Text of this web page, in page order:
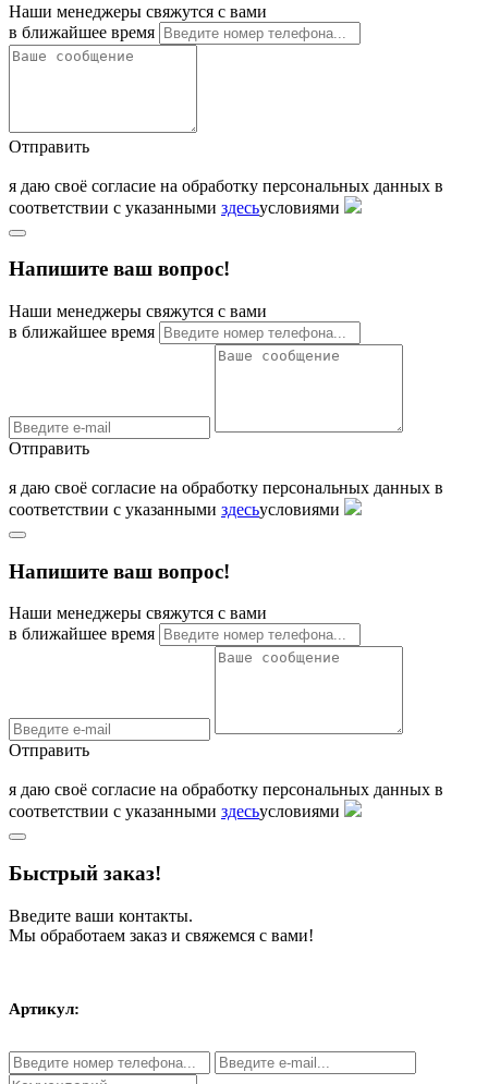
Наши менеджеры свяжутся с вами
в ближайшее время
Отправить
я даю своё согласие на обработку персональных данных в
соответствии с указанными здесьусловиями
Напишите ваш вопрос!
Наши менеджеры свяжутся с вами
в ближайшее время
Отправить
я даю своё согласие на обработку персональных данных в
соответствии с указанными здесьусловиями
Напишите ваш вопрос!
Наши менеджеры свяжутся с вами
в ближайшее время
Отправить
я даю своё согласие на обработку персональных данных в
соответствии с указанными здесьусловиями
Быстрый заказ!
Введите ваши контакты.
Мы обработаем заказ и свяжемся с вами!
Артикул: